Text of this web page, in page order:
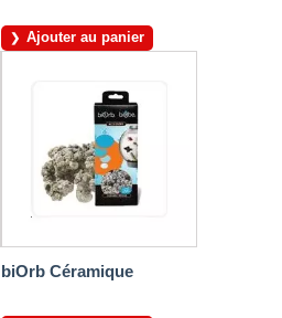
Ajouter au panier
biOrb Céramique